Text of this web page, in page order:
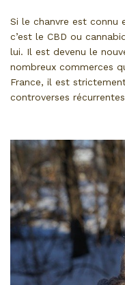
Si le chanvre est
c’est le CBD ou
lui. Il est devenu le
nombreux commerces
France, il est
controverses